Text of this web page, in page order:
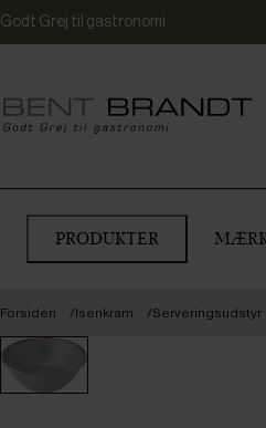
Godt Grej til gastronomi
PRODUKTER
Forsiden Isenkram Serveringsudstyr